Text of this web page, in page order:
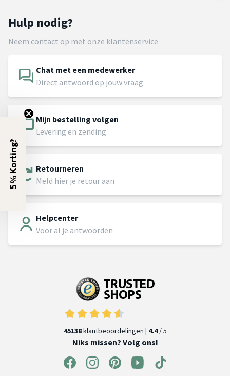
Hulp nodig?
Neem contact op met onze klantenservice
Chat met een medewerker
Direct antwoord op jouw vraag
Mijn bestelling volgen
Levering en zending
Retourneren
Meld hier je retour aan
Helpcenter
Voor al je antwoorden
45138klantbeoordelingen | 4.4/ 5
Niks missen? Volg ons!
5% Korting?